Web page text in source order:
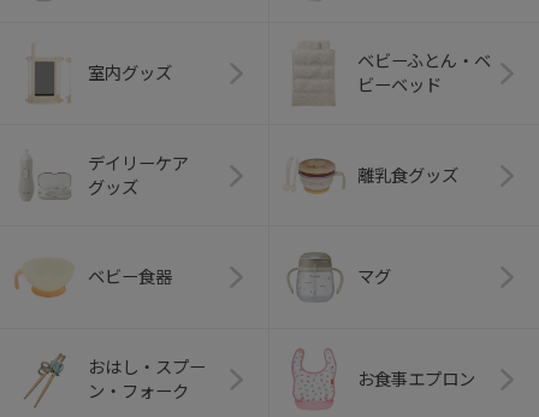
室内グッズ
ベビーふとん・ベ
ビーベッド
デイリーケア
グッズ
離乳食グッズ
ベビー食器 マグ
おはし・スプー
ン・フォーク
お食事エプロン